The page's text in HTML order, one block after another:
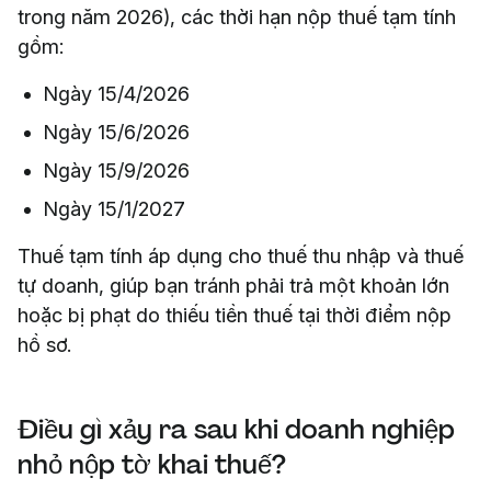
trong năm 2026), các thời hạn nộp thuế tạm tính
gồm:
Ngày 15/4/2026
Ngày 15/6/2026
Ngày 15/9/2026
Ngày 15/1/2027
Thuế tạm tính áp dụng cho thuế thu nhập và thuế
tự doanh, giúp bạn tránh phải trả một khoản lớn
hoặc bị phạt do thiếu tiền thuế tại thời điểm nộp
hồ sơ.
Điều gì xảy ra sau khi doanh nghiệp
nhỏ nộp tờ khai thuế?